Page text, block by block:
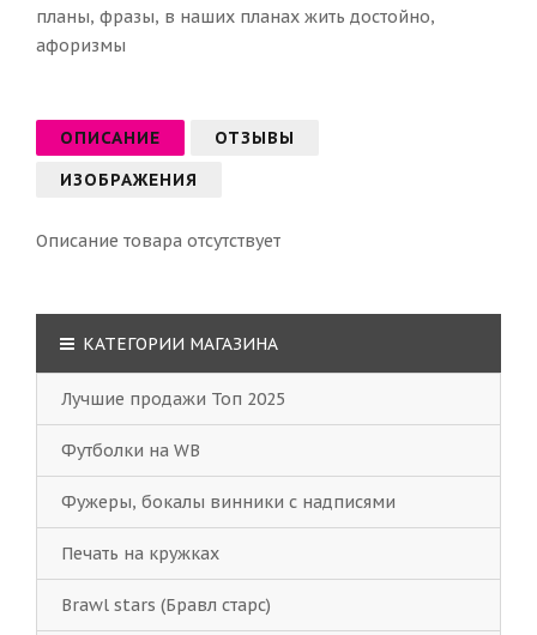
планы, фразы, в наших планах жить достойно,
афоризмы
ОПИСАНИЕ
ОТЗЫВЫ
ИЗОБРАЖЕНИЯ
Описание товара отсутствует
КАТЕГОРИИ МАГАЗИНА
Лучшие продажи Топ 2025
Футболки на WB
Фужеры, бокалы винники с надписями
Печать на кружках
Brawl stars (Бравл старс)